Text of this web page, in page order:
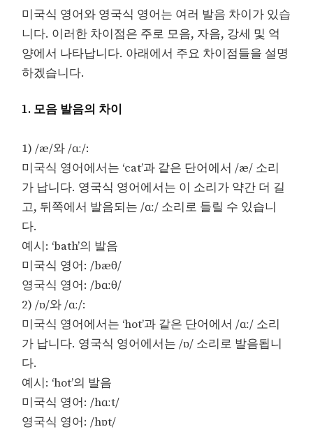
미국식 영어와 영국식 영어는 여러 발음 차이가 있습
니다. 이러한 차이점은 주로 모음, 자음, 강세 및 억
양에서 나타납니다. 아래에서 주요 차이점들을 설명
하겠습니다.
1. 모음 발음의 차이
1) /æ/와 /ɑː/:
미국식 영어에서는 ‘cat’과 같은 단어에서 /æ/ 소리
가 납니다. 영국식 영어에서는 이 소리가 약간 더 길
고, 뒤쪽에서 발음되는 /ɑː/ 소리로 들릴 수 있습니
다.
예시: ‘bath’의 발음
미국식 영어: /bæθ/
영국식 영어: /bɑːθ/
2) /ɒ/와 /ɑː/:
미국식 영어에서는 ‘hot’과 같은 단어에서 /ɑː/ 소리
가 납니다. 영국식 영어에서는 /ɒ/ 소리로 발음됩니
다.
예시: ‘hot’의 발음
미국식 영어: /hɑːt/
영국식 영어: /hɒt/